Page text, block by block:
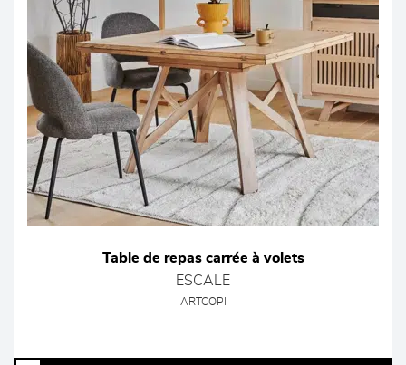
Table de repas carrée à volets
ESCALE
ARTCOPI